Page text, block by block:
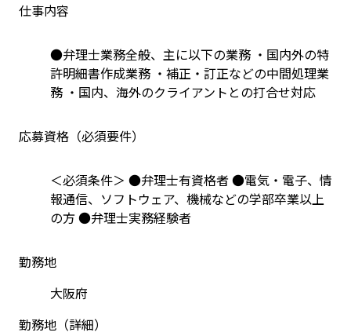
仕事内容
●弁理士業務全般、主に以下の業務 ・国内外の特
許明細書作成業務 ・補正・訂正などの中間処理業
務 ・国内、海外のクライアントとの打合せ対応
応募資格（必須要件）
＜必須条件＞ ●弁理士有資格者 ●電気・電子、情
報通信、ソフトウェア、機械などの学部卒業以上
の方 ●弁理士実務経験者
勤務地
大阪府
勤務地（詳細）